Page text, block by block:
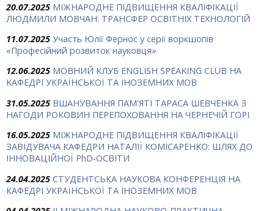
20.07.2025 МІЖНАРОДНЕ ПІДВИЩЕННЯ КВАЛІФІКАЦІЇ
ЛЮДМИЛИ МОВЧАН: ТРАНСФЕР ОСВІТНІХ ТЕХНОЛОГІЙ
11.07.2025 Участь Юлії Фернос у серії воркшопів
«Професійний розвиток науковця»
12.06.2025 МОВНИЙ КЛУБ ENGLISH SPEAKING CLUB НА
КАФЕДРІ УКРАЇНСЬКОЇ ТА ІНОЗЕМНИХ МОВ
31.05.2025 ВШАНУВАННЯ ПАМ'ЯТІ ТАРАСА ШЕВЧЕНКА З
НАГОДИ РОКОВИН ПЕРЕПОХОВАННЯ НА ЧЕРНЕЧІЙ ГОРІ
16.05.2025 МІЖНАРОДНЕ ПІДВИЩЕННЯ КВАЛІФІКАЦІЇ
ЗАВІДУВАЧА КАФЕДРИ НАТАЛІЇ КОМІСАРЕНКО: ШЛЯХ ДО
ІННОВАЦІЙНОЇ PhD-ОСВІТИ
24.04.2025 СТУДЕНТСЬКА НАУКОВА КОНФЕРЕНЦІЯ НА
КАФЕДРІ УКРАЇНСЬКОЇ ТА ІНОЗЕМНИХ МОВ